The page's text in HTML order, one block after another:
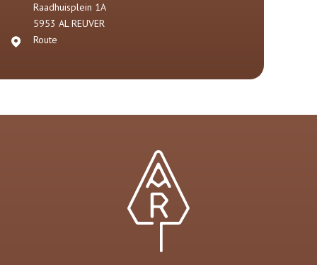
Raadhuisplein 1A
5953 AL REUVER
Route